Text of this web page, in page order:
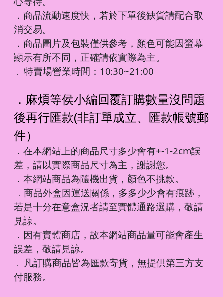
．商品流動速度快，若於下單後缺貨請配合取
消交易。
．商品圖片及包裝僅供參考，顏色可能因螢幕
顯示有所不同，正確請依實際為主。
． 特賣場營業時間：10:30~21:00
．麻煩等侯小編回覆訂購數量沒問題
後再行匯款(非訂單成立、匯款帳號郵
件）
．在本網站上的商品尺寸多少會有+-1-2cm誤
差，請以實際商品尺寸為主，謝謝您。
．本網站商品為隨機出貨，顏色不挑款。
． 商品外盒因運送關係，多多少少會有痕跡，
若是十分在意盒況者請至實體通路選購，敬請
見諒。
．因有實體商店，故本網站商品量可能會產生
誤差，敬請見諒。
． 凡訂購商品皆為匯款寄貨，無提供第三方支
付服務。